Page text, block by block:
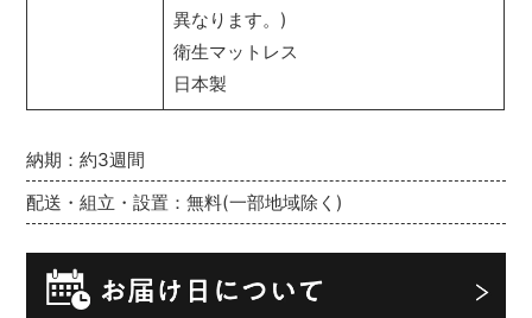
納期：約3週間
配送・組立・設置：無料(一部地域除く)
異なります。)
衛生マットレス
日本製